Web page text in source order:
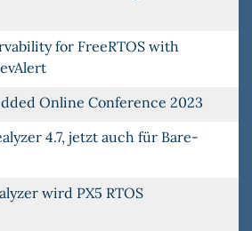
for FreeRTOS with
Online Conference 2023
4.7, jetzt auch für Bare-
wird PX5 RTOS